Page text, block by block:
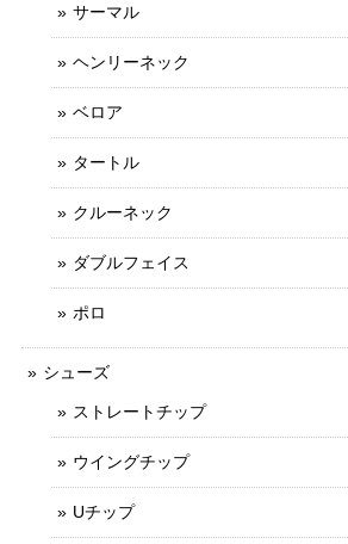
サーマル
ヘンリーネック
ベロア
タートル
クルーネック
ダブルフェイス
ポロ
シューズ
ストレートチップ
ウイングチップ
Uチップ